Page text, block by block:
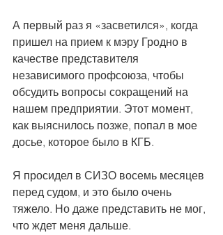
А первый раз я «засветился», когда
пришел на прием к мэру Гродно в
качестве представителя
независимого профсоюза, чтобы
обсудить вопросы сокращений на
нашем предприятии. Этот момент,
как выяснилось позже, попал в мое
досье, которое было в КГБ.
Я просидел в СИЗО восемь месяцев
перед судом, и это было очень
тяжело. Но даже представить не мог,
что ждет меня дальше.